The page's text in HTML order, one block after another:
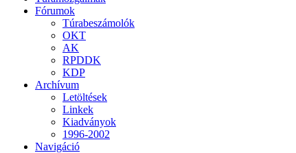
Fórumok
Túrabeszámolók
OKT
AK
RPDDK
KDP
Archívum
Letöltések
Linkek
Kiadványok
1996-2002
Navigáció